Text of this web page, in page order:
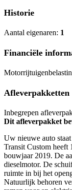
Historie
Aantal eigenaren: 1
Financiële
Afleverpakketten
Inbegrepen
Dit afleverpakket
Uw nieuwe auto
Transit Custom heeft
bouwjaar 2019. De
dieselmotor. De
ruimte in bij het
Natuurlijk behoren